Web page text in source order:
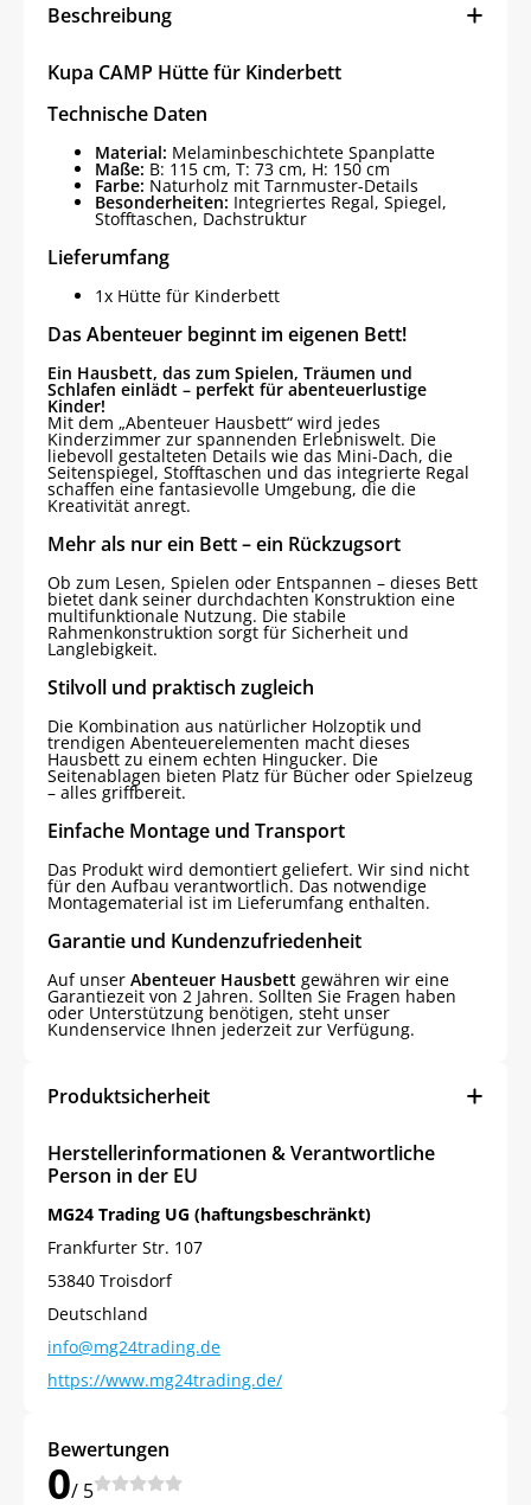
100
Beschreibung
Kupa CAMP Hütte für Kinderbett
Technische Daten
Material: Melaminbeschichtete Spanplatte
Maße: B: 115 cm, T: 73 cm, H: 150 cm
Farbe: Naturholz mit Tarnmuster-Details
Besonderheiten: Integriertes Regal, Spiegel,
Stofftaschen, Dachstruktur
Lieferumfang
1x Hütte für Kinderbett
Das Abenteuer beginnt im eigenen Bett!
Ein Hausbett, das zum Spielen, Träumen und
Schlafen einlädt – perfekt für abenteuerlustige
Kinder!
Mit dem „Abenteuer Hausbett“ wird jedes
Kinderzimmer zur spannenden Erlebniswelt. Die
liebevoll gestalteten Details wie das Mini-Dach, die
Seitenspiegel, Stofftaschen und das integrierte Regal
schaffen eine fantasievolle Umgebung, die die
Kreativität anregt.
Mehr als nur ein Bett – ein Rückzugsort
Ob zum Lesen, Spielen oder Entspannen – dieses Bett
bietet dank seiner durchdachten Konstruktion eine
multifunktionale Nutzung. Die stabile
Rahmenkonstruktion sorgt für Sicherheit und
Langlebigkeit.
Stilvoll und praktisch zugleich
Die Kombination aus natürlicher Holzoptik und
trendigen Abenteuerelementen macht dieses
Hausbett zu einem echten Hingucker. Die
Seitenablagen bieten Platz für Bücher oder Spielzeug
– alles griffbereit.
Einfache Montage und Transport
Das Produkt wird demontiert geliefert. Wir sind nicht
für den Aufbau verantwortlich. Das notwendige
Montagematerial ist im Lieferumfang enthalten.
Garantie und Kundenzufriedenheit
Auf unser Abenteuer Hausbett gewähren wir eine
Garantiezeit von 2 Jahren. Sollten Sie Fragen haben
oder Unterstützung benötigen, steht unser
Kundenservice Ihnen jederzeit zur Verfügung.
Produktsicherheit
Herstellerinformationen & Verantwortliche
Person in der EU
MG24 Trading UG (haftungsbeschränkt)
Frankfurter Str. 107
53840 Troisdorf
Deutschland
info@mg24trading.de
https://www.mg24trading.de/
Bewertungen
0/ 5